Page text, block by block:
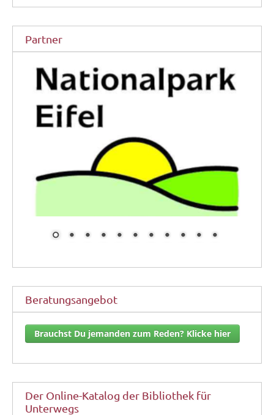
Partner
Beratungsangebot
Brauchst Du jemanden zum Reden? Klicke hier
Der Online-Katalog der Bibliothek für
Unterwegs